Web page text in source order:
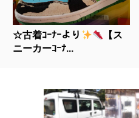
☆古着ｺｰﾅｰより
【ス
ニーカーｺｰﾅ...